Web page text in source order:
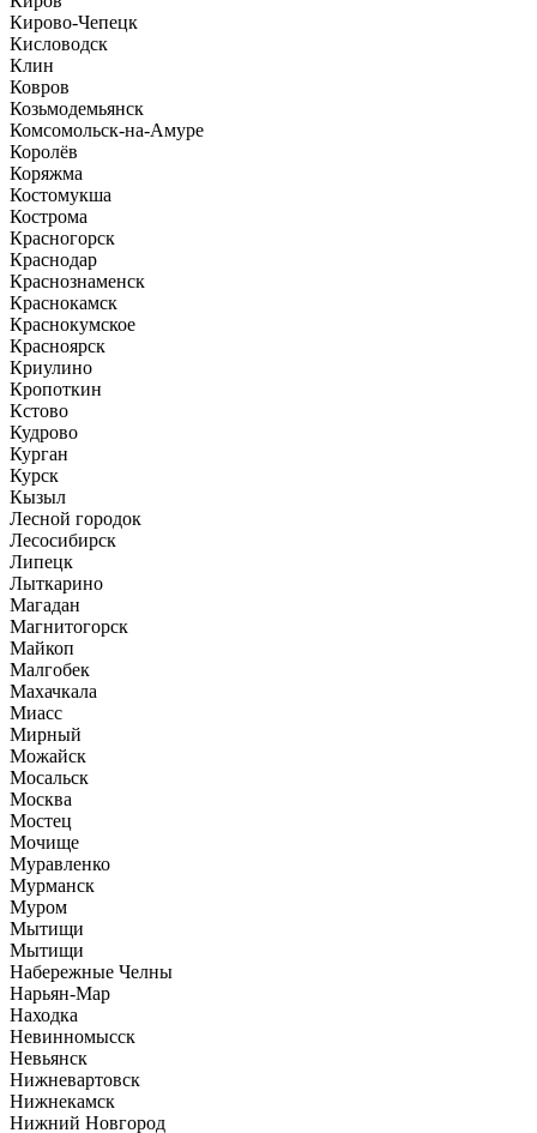
Кирово-Чепецк
Кисловодск
Клин
Ковров
Козьмодемьянск
Комсомольск-на-Амуре
Королёв
Коряжма
Костомукша
Кострома
Красногорск
Краснодар
Краснознаменск
Краснокамск
Краснокумское
Красноярск
Криулино
Кропоткин
Кстово
Кудрово
Курган
Курск
Кызыл
Лесной городок
Лесосибирск
Липецк
Лыткарино
Магадан
Магнитогорск
Майкоп
Малгобек
Махачкала
Миасс
Мирный
Можайск
Мосальск
Москва
Мостец
Мочище
Муравленко
Мурманск
Муром
Мытищи
Мытищи
Набережные Челны
Нарьян-Мар
Находка
Невинномысск
Невьянск
Нижневартовск
Нижнекамск
Нижний Новгород